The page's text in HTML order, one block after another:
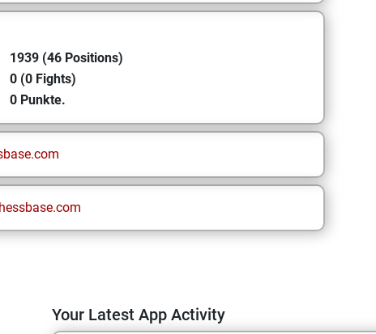
1939 (46 Positions)
0 (0 Fights)
0 Punkte.
Your Latest App Activity